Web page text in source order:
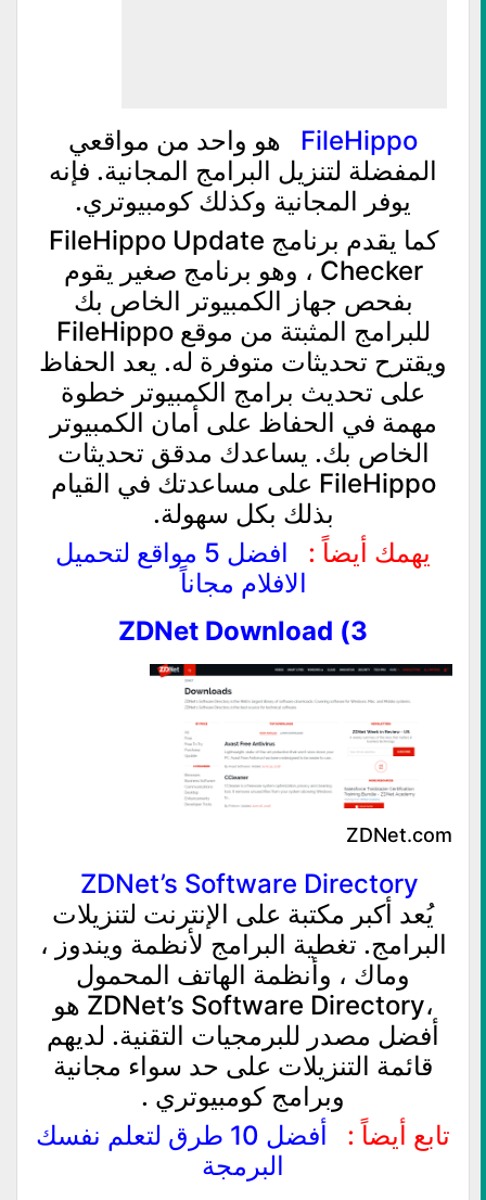
FileHippo
هو واحد من مواقعي
المفضلة لتنزيل البرامج المجانية. فإنه
يوفر المجانية وكذلك كومبيوتري.
كما يقدم برنامج FileHippo Update
Checker ، وهو برنامج صغير يقوم
بفحص جهاز الكمبيوتر الخاص بك
للبرامج المثبتة من موقع FileHippo
ويقترح تحديثات متوفرة له. يعد الحفاظ
على تحديث برامج الكمبيوتر خطوة
مهمة في الحفاظ على أمان الكمبيوتر
الخاص بك. يساعدك مدقق تحديثات
FileHippo على مساعدتك في القيام
بذلك بكل سهولة.
يهمك أيضاً :
افضل 5 مواقع لتحميل
الافلام مجاناً
3) ZDNet Download
ZDNet.com
ZDNet’s Software Directory
يُعد أكبر مكتبة على الإنترنت لتنزيلات
البرامج. تغطية البرامج لأنظمة ويندوز ،
وماك ، وأنظمة الهاتف المحمول
،ZDNet’s Software Directory هو
أفضل مصدر للبرمجيات التقنية. لديهم
قائمة التنزيلات على حد سواء مجانية
وبرامج كومبيوتري .
تابع أيضاً :
أفضل 10 طرق لتعلم نفسك
البرمجة